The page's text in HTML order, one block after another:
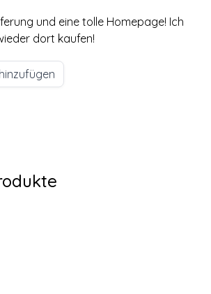
und eine tolle Homepage! Ich
dort kaufen!